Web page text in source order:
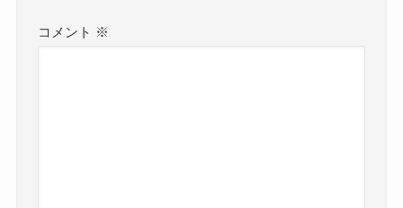
コメント ※